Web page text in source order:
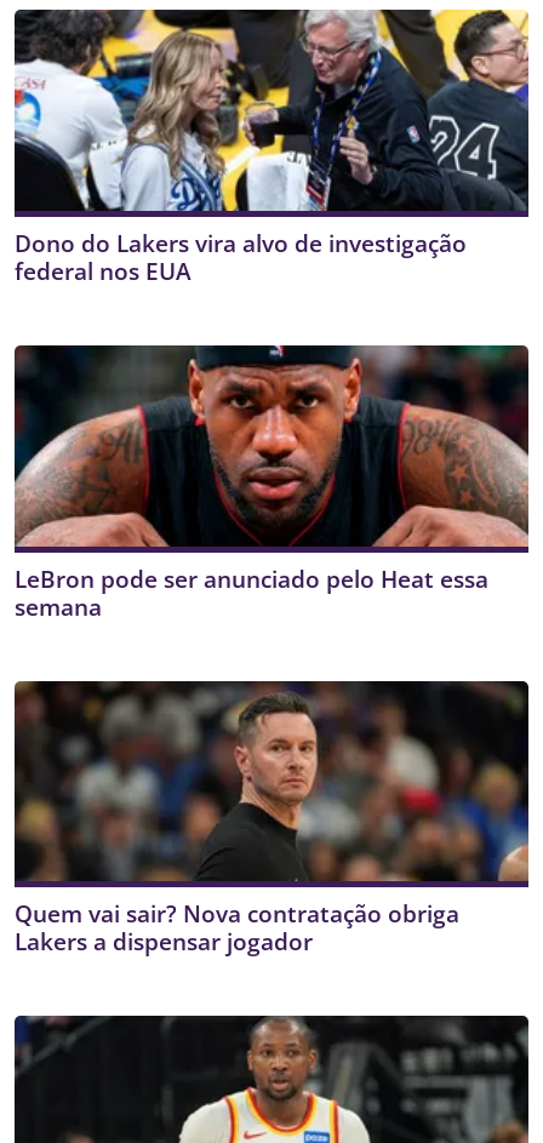
Dono do Lakers vira alvo de investigação
federal nos EUA
LeBron pode ser anunciado pelo Heat essa
semana
Quem vai sair? Nova contratação obriga
Lakers a dispensar jogador